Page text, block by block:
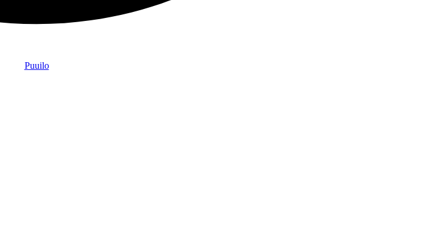
Puuilo